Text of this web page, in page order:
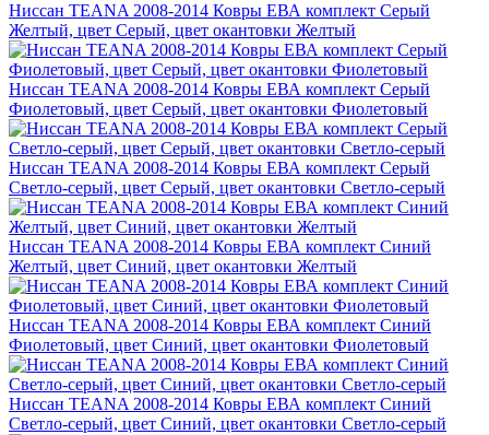
Ниссан TEANA 2008-2014 Ковры ЕВА комплект Серый
Желтый, цвет Серый, цвет окантовки Желтый
Ниссан TEANA 2008-2014 Ковры ЕВА комплект Серый
Фиолетовый, цвет Серый, цвет окантовки Фиолетовый
Ниссан TEANA 2008-2014 Ковры ЕВА комплект Серый
Светло-серый, цвет Серый, цвет окантовки Светло-серый
Ниссан TEANA 2008-2014 Ковры ЕВА комплект Синий
Желтый, цвет Синий, цвет окантовки Желтый
Ниссан TEANA 2008-2014 Ковры ЕВА комплект Синий
Фиолетовый, цвет Синий, цвет окантовки Фиолетовый
Ниссан TEANA 2008-2014 Ковры ЕВА комплект Синий
Светло-серый, цвет Синий, цвет окантовки Светло-серый